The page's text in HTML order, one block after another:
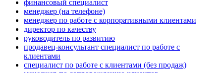
финансовый специалист
менеджер (на телефоне)
менеджер по работе с корпоративными клиентами
директор по качеству
руководитель по развитию
продавец-консультант специалист по работе с
клиентами
специалист по работе с клиентами (без продаж)